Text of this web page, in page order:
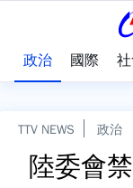
政治 國際
TTV NEWS 政治
陸委會